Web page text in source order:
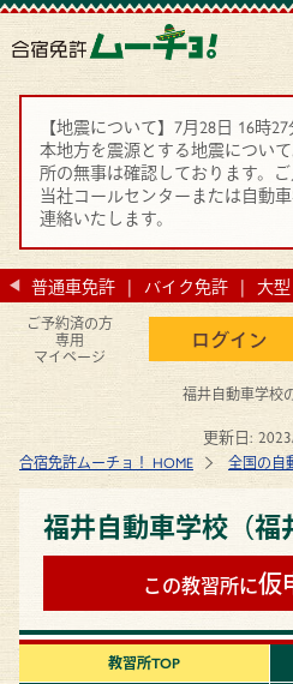
【地震について】7月28日 16時
本地方を震源とする地震につい
所の無事は確認しております。ご
当社コールセンターまたは自動
連絡いたします。
普通車免許 バイク免許 大
ご予約済の方
専用
マイページ
ログイン
福井自動車学校
更新日:
合宿免許ムーチョ！ HOME 全国の自
福井自動車学校（福
この教習所に仮
教習所TOP